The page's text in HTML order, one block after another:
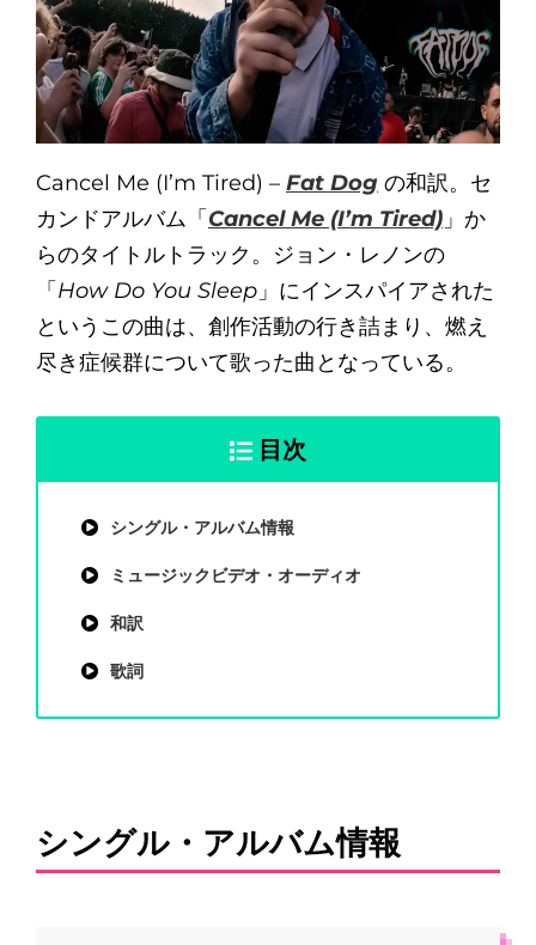
Cancel Me (I’m Tired) – Fat Dog の和訳。セ
カンドアルバム「 Cancel Me (I’m Tired) 」か
らのタイトルトラック。ジョン・レノンの
「 How Do You Sleep 」にインスパイアされた
というこの曲は、創作活動の行き詰まり、燃え
尽き症候群について歌った曲となっている。
目次
シングル・アルバム情報
ミュージックビデオ・オーディオ
和訳
歌詞
シングル・アルバム情報